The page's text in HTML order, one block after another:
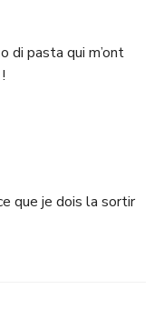
di pasta qui m’ont
que je dois la sortir